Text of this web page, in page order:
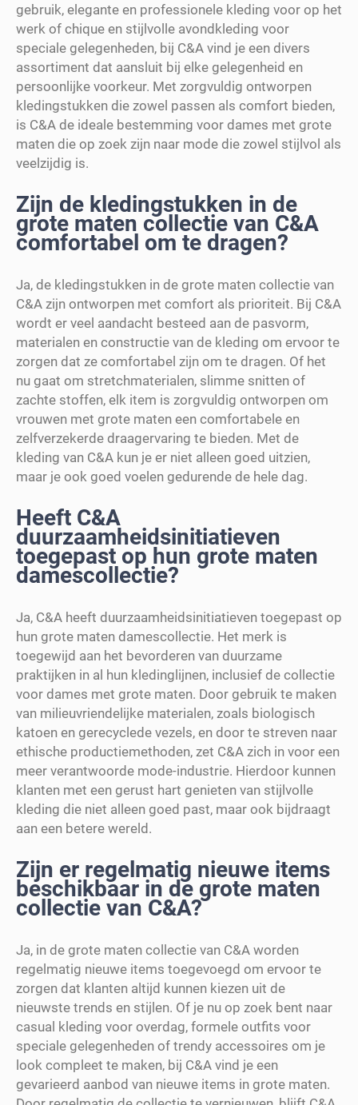
gebruik, elegante en professionele kleding voor op het
werk of chique en stijlvolle avondkleding voor
speciale gelegenheden, bij C&A vind je een divers
assortiment dat aansluit bij elke gelegenheid en
persoonlijke voorkeur. Met zorgvuldig ontworpen
kledingstukken die zowel passen als comfort bieden,
is C&A de ideale bestemming voor dames met grote
maten die op zoek zijn naar mode die zowel stijlvol als
veelzijdig is.
Zijn de kledingstukken in de
grote maten collectie van C&A
comfortabel om te dragen?
Ja, de kledingstukken in de grote maten collectie van
C&A zijn ontworpen met comfort als prioriteit. Bij C&A
wordt er veel aandacht besteed aan de pasvorm,
materialen en constructie van de kleding om ervoor te
zorgen dat ze comfortabel zijn om te dragen. Of het
nu gaat om stretchmaterialen, slimme snitten of
zachte stoffen, elk item is zorgvuldig ontworpen om
vrouwen met grote maten een comfortabele en
zelfverzekerde draagervaring te bieden. Met de
kleding van C&A kun je er niet alleen goed uitzien,
maar je ook goed voelen gedurende de hele dag.
Heeft C&A
duurzaamheidsinitiatieven
toegepast op hun grote maten
damescollectie?
Ja, C&A heeft duurzaamheidsinitiatieven toegepast op
hun grote maten damescollectie. Het merk is
toegewijd aan het bevorderen van duurzame
praktijken in al hun kledinglijnen, inclusief de collectie
voor dames met grote maten. Door gebruik te maken
van milieuvriendelijke materialen, zoals biologisch
katoen en gerecyclede vezels, en door te streven naar
ethische productiemethoden, zet C&A zich in voor een
meer verantwoorde mode-industrie. Hierdoor kunnen
klanten met een gerust hart genieten van stijlvolle
kleding die niet alleen goed past, maar ook bijdraagt
aan een betere wereld.
Zijn er regelmatig nieuwe items
beschikbaar in de grote maten
collectie van C&A?
Ja, in de grote maten collectie van C&A worden
regelmatig nieuwe items toegevoegd om ervoor te
zorgen dat klanten altijd kunnen kiezen uit de
nieuwste trends en stijlen. Of je nu op zoek bent naar
casual kleding voor overdag, formele outfits voor
speciale gelegenheden of trendy accessoires om je
look compleet te maken, bij C&A vind je een
gevarieerd aanbod van nieuwe items in grote maten.